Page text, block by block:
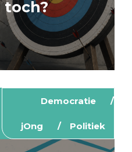
toch?
Democratie
jOng Politiek